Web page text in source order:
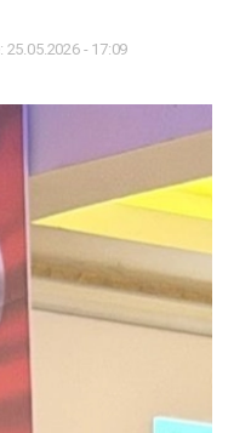
25.05.2026 - 17:09